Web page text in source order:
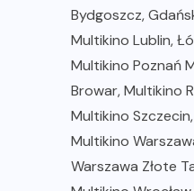
Bydgoszcz,
Multikino Lublin,
Multikino Poznań
Browar, Multikino
Multikino
Multikino
Warszawa Złote